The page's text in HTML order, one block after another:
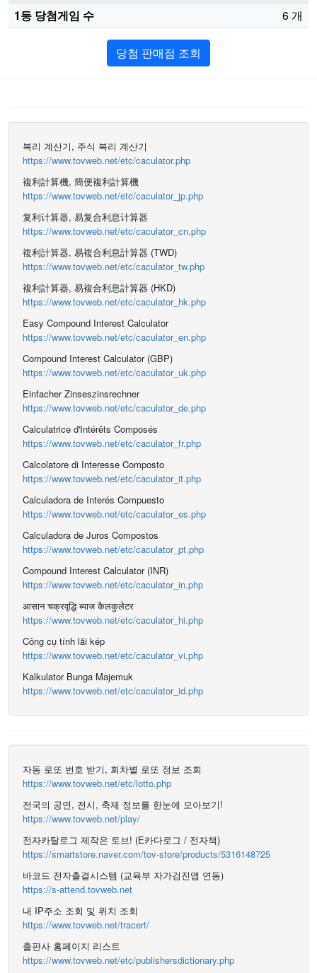
1등 당첨게임 수
6개
당첨 판매점 조회
복리 계산기, 주식 복리 계산기
https://www.tovweb.net/etc/caculator.php
複利計算機, 簡便複利計算機
https://www.tovweb.net/etc/caculator_jp.php
复利计算器, 易复合利息计算器
https://www.tovweb.net/etc/caculator_cn.php
複利計算器, 易複合利息計算器 (TWD)
https://www.tovweb.net/etc/caculator_tw.php
複利計算器, 易複合利息計算器 (HKD)
https://www.tovweb.net/etc/caculator_hk.php
Easy Compound Interest Calculator
https://www.tovweb.net/etc/caculator_en.php
Compound Interest Calculator (GBP)
https://www.tovweb.net/etc/caculator_uk.php
Einfacher Zinseszinsrechner
https://www.tovweb.net/etc/caculator_de.php
Calculatrice d'Intérêts Composés
https://www.tovweb.net/etc/caculator_fr.php
Calcolatore di Interesse Composto
https://www.tovweb.net/etc/caculator_it.php
Calculadora de Interés Compuesto
https://www.tovweb.net/etc/caculator_es.php
Calculadora de Juros Compostos
https://www.tovweb.net/etc/caculator_pt.php
Compound Interest Calculator (INR)
https://www.tovweb.net/etc/caculator_in.php
आसान चक्रवृद्धि ब्याज कैलकुलेटर
https://www.tovweb.net/etc/caculator_hi.php
Công cụ tính lãi kép
https://www.tovweb.net/etc/caculator_vi.php
Kalkulator Bunga Majemuk
https://www.tovweb.net/etc/caculator_id.php
자동 로또 번호 받기, 회차별 로또 정보 조회
https://www.tovweb.net/etc/lotto.php
전국의 공연, 전시, 축제 정보를 한눈에 모아보기!
https://www.tovweb.net/play/
전자카탈로그 제작은 토브! (E카다로그 / 전자책)
https://smartstore.naver.com/tov-store/products/5316148725
바코드 전자출결시스템 (교육부 자가검진앱 연동)
https://s-attend.tovweb.net
내 IP주소 조회 및 위치 조회
https://www.tovweb.net/tracert/
출판사 홈페이지 리스트
https://www.tovweb.net/etc/publishersdictionary.php